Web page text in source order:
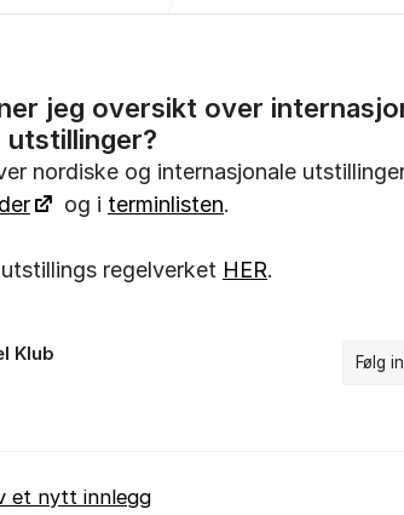
jeg oversikt over
utstillinger?
nordiske og internasjonale
og i terminlisten.
regelverket HER.
Klub
Følg
et nytt innlegg